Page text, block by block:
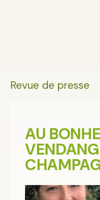
Revue de presse
AU